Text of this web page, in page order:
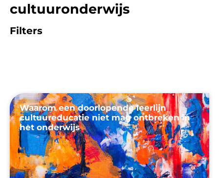
cultuuronderwijs
Filters
Waarom een doorlopende leerlijn
cultuureducatie niet mag ontbreken in
het onderwijs